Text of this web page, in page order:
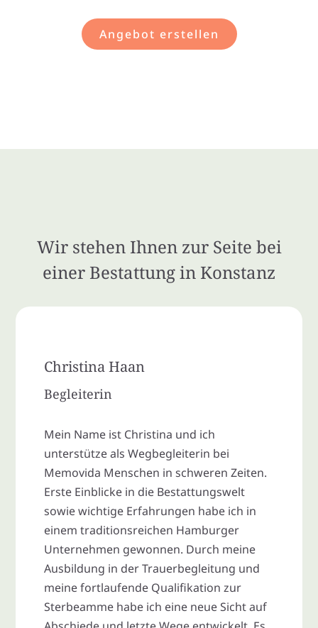
Angebot erstellen
Wir stehen Ihnen zur Seite bei
einer Bestattung in Konstanz
Christina Haan
Begleiterin
Mein Name ist Christina und ich
unterstütze als Wegbegleiterin bei
Memovida Menschen in schweren Zeiten.
Erste Einblicke in die Bestattungswelt
sowie wichtige Erfahrungen habe ich in
einem traditionsreichen Hamburger
Unternehmen gewonnen. Durch meine
Ausbildung in der Trauerbegleitung und
meine fortlaufende Qualifikation zur
Sterbeamme habe ich eine neue Sicht auf